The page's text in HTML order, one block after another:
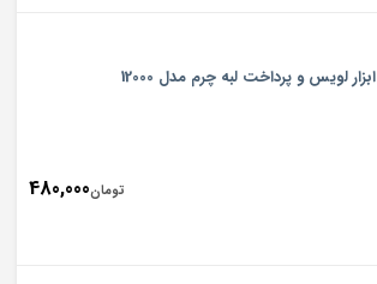
ابزار لویس و پرداخت لبه چرم مدل 12000
تومان480,000